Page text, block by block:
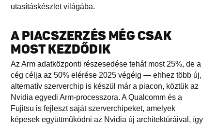
utasításkészlet világába.
A PIACSZERZÉS MÉG CSAK
MOST KEZDŐDIK
Az Arm adatközponti részesedése tehát most 25%, de a
cég célja az 50% elérése 2025 végéig — ehhez több új,
alternatív szerverchip is készül már a piacon, köztük az
Nvidia egyedi Arm-processzora. A Qualcomm és a
Fujitsu is fejleszt saját szerverchipeket, amelyek
képesek együttműködni az Nvidia új architektúráival, így